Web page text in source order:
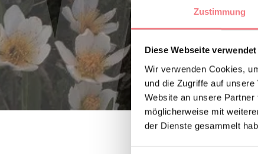
Zustimmung
Diese Webseite
Wir verwenden Cookies,
und die Zugriffe auf
Website an unsere
möglicherweise mit
der Dienste gesammelt